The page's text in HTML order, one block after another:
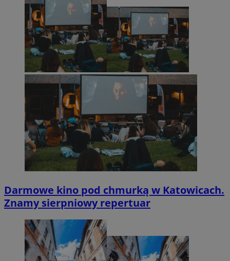
Darmowe kino pod chmurką w Katowicach.
Znamy sierpniowy repertuar